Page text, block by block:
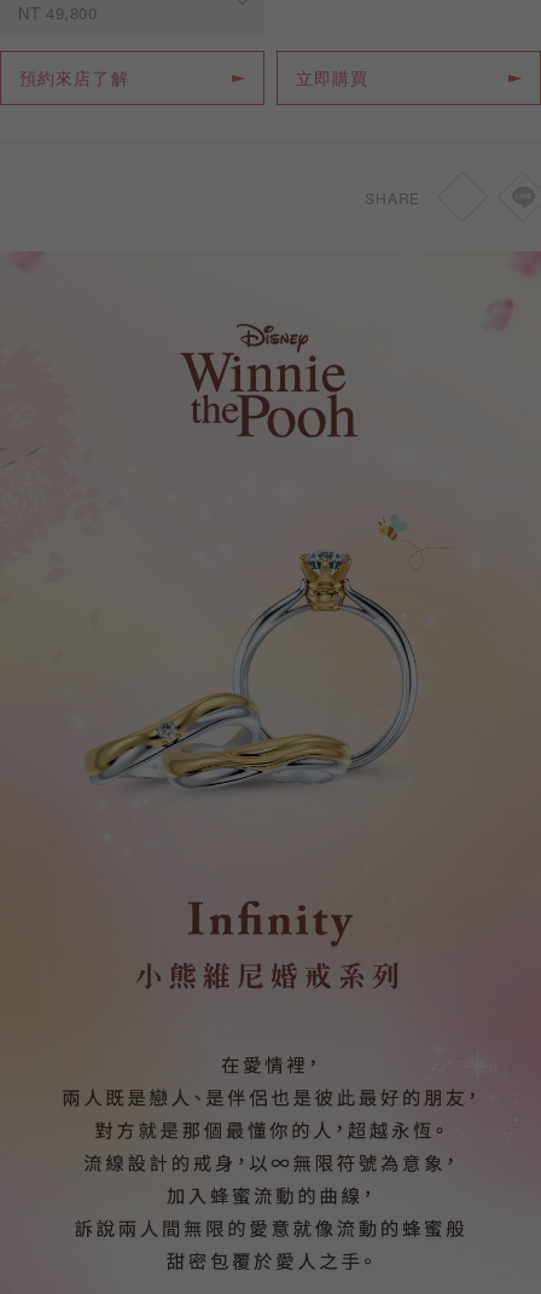
NT 49,800
規格 價格
女戒 NT 49,800
立即購買
預約來店了解
SHARE